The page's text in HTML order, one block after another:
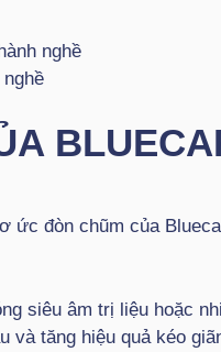
nghề
ức đòn chũm của
siêu âm trị liệu hoặc
và tăng hiệu quả kéo